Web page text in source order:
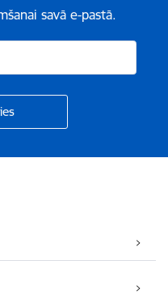
savā e-pastā.